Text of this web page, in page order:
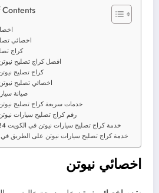
Contents
اخصائي
كراج
افضل كراج تصليح
كراج تصليح
اخصائي تصليح
صيانة
خدمات سريعة كراج تصليح
رقم كراج تصليح سيارات
خدمة كراج تصليح سيارات نيوتن في الكويت 24 ساعة
خدمة كراج تصليح سيارات نيوتن على الطريق
اخصائي نيوتن